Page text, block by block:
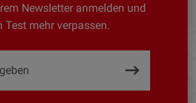
Newsletter anmelden und
Test mehr verpassen.